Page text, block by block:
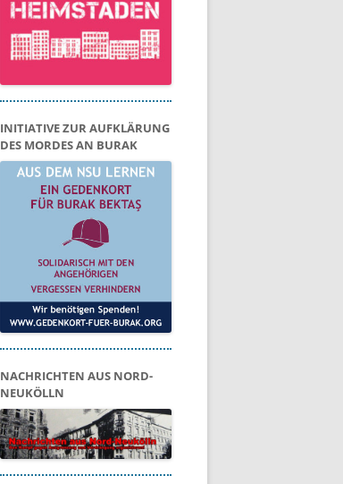
INITIATIVE ZUR AUFKLÄRUNG
DES MORDES AN BURAK
NACHRICHTEN AUS NORD-
NEUKÖLLN